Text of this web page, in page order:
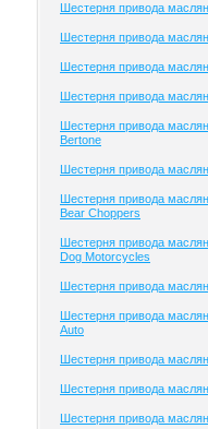
Шестерня привода
Шестерня привода
Шестерня привода
Шестерня привода
Шестерня привода
Bertone
Шестерня привода
Шестерня привода
Bear Choppers
Шестерня привода
Dog Motorcycles
Шестерня привода
Шестерня привода
Auto
Шестерня привода
Шестерня привода
Шестерня привода